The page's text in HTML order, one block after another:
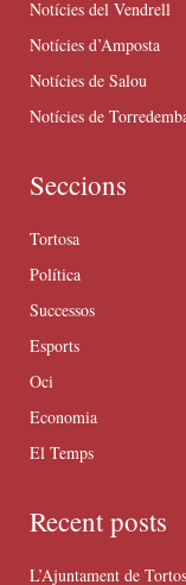
Notícies del Vendrell
Notícies d’Amposta
Notícies de Salou
Notícies de
Seccions
Tortosa
Política
Successos
Esports
Oci
Economia
El Temps
Recent posts
L’Ajuntament de